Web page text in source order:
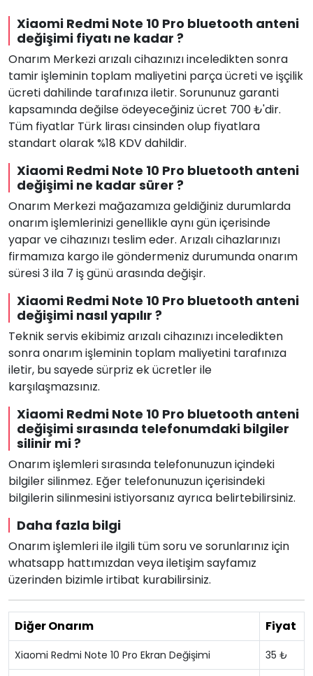
Xiaomi Redmi Note 10 Pro bluetooth anteni
değişimi fiyatı ne kadar ?
Onarım Merkezi arızalı cihazınızı inceledikten sonra
tamir işleminin toplam maliyetini parça ücreti ve işçilik
ücreti dahilinde tarafınıza iletir. Sorununuz garanti
kapsamında değilse ödeyeceğiniz ücret 700 ₺'dir.
Tüm fiyatlar Türk lirası cinsinden olup fiyatlara
standart olarak %18 KDV dahildir.
Xiaomi Redmi Note 10 Pro bluetooth anteni
değişimi ne kadar sürer ?
Onarım Merkezi mağazamıza geldiğiniz durumlarda
onarım işlemlerinizi genellikle aynı gün içerisinde
yapar ve cihazınızı teslim eder. Arızalı cihazlarınızı
firmamıza kargo ile göndermeniz durumunda onarım
süresi 3 ila 7 iş günü arasında değişir.
Xiaomi Redmi Note 10 Pro bluetooth anteni
değişimi nasıl yapılır ?
Teknik servis ekibimiz arızalı cihazınızı inceledikten
sonra onarım işleminin toplam maliyetini tarafınıza
iletir, bu sayede sürpriz ek ücretler ile
karşılaşmazsınız.
Xiaomi Redmi Note 10 Pro bluetooth anteni
değişimi sırasında telefonumdaki bilgiler
silinir mi ?
Onarım işlemleri sırasında telefonunuzun içindeki
bilgiler silinmez. Eğer telefonunuzun içerisindeki
bilgilerin silinmesini istiyorsanız ayrıca belirtebilirsiniz.
Daha fazla bilgi
Onarım işlemleri ile ilgili tüm soru ve sorunlarınız için
whatsapp hattımızdan veya iletişim sayfamız
üzerinden bizimle irtibat kurabilirsiniz.
Diğer Onarım Fiyat
Xiaomi Redmi Note 10 Pro Ekran Değişimi 35 ₺